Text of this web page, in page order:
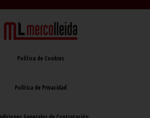
Política de Cookies
Política de Privacidad